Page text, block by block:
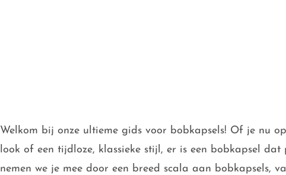
Welkom bij onze ultieme gids voor bobkapsels! Of je nu
look of een tijdloze, klassieke stijl, er is een bobkapsel
nemen we je mee door een breed scala aan bobkapsels,